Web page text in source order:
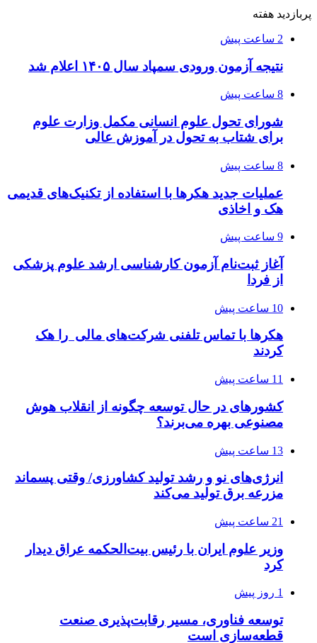
پربازدید هفته
2 ساعت پیش
نتیجه آزمون ورودی سمپاد سال ۱۴۰۵ اعلام شد
8 ساعت پیش
شورای تحول علوم انسانی مکمل وزارت علوم
برای شتاب به تحول در آموزش عالی
8 ساعت پیش
عملیات جدید هکرها با استفاده از تکنیک‌های قدیمی
هک و اخاذی
9 ساعت پیش
آغاز ثبت‌نام‌ آزمون کارشناسی ارشد علوم پزشکی
از فردا
10 ساعت پیش
هکرها با تماس تلفنی شرکت‌های مالی را هک
کردند
11 ساعت پیش
کشورهای در حال توسعه چگونه از انقلاب هوش
مصنوعی بهره می‌برند؟
13 ساعت پیش
انرژی‌های نو و رشد تولید کشاورزی/ وقتی پسماند
مزرعه‌ برق تولید می‌کند
21 ساعت پیش
وزیر علوم ایران با رئیس بیت‌الحکمه عراق دیدار
کرد
1 روز پیش
توسعه فناوری، مسیر رقابت‌پذیری صنعت
قطعه‌سازی است